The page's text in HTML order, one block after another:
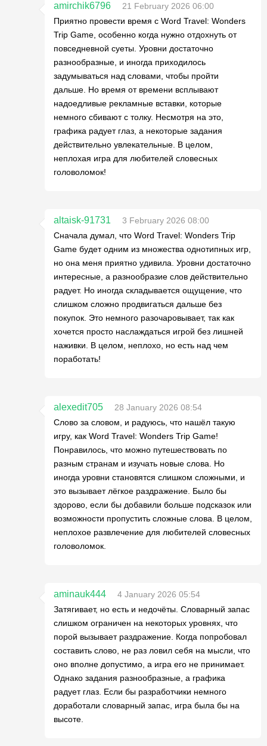
amirchik6796
21 February 2026 06:00
Приятно провести время с Word Travel: Wonders
Trip Game, особенно когда нужно отдохнуть от
повседневной суеты. Уровни достаточно
разнообразные, и иногда приходилось
задумываться над словами, чтобы пройти
дальше. Но время от времени всплывают
надоедливые рекламные вставки, которые
немного сбивают с толку. Несмотря на это,
графика радует глаз, а некоторые задания
действительно увлекательные. В целом,
неплохая игра для любителей словесных
головоломок!
altaisk-91731
3 February 2026 08:00
Сначала думал, что Word Travel: Wonders Trip
Game будет одним из множества однотипных игр,
но она меня приятно удивила. Уровни достаточно
интересные, а разнообразие слов действительно
радует. Но иногда складывается ощущение, что
слишком сложно продвигаться дальше без
покупок. Это немного разочаровывает, так как
хочется просто наслаждаться игрой без лишней
наживки. В целом, неплохо, но есть над чем
поработать!
alexedit705
28 January 2026 08:54
Слово за словом, и радуюсь, что нашёл такую
игру, как Word Travel: Wonders Trip Game!
Понравилось, что можно путешествовать по
разным странам и изучать новые слова. Но
иногда уровни становятся слишком сложными, и
это вызывает лёгкое раздражение. Было бы
здорово, если бы добавили больше подсказок или
возможности пропустить сложные слова. В целом,
неплохое развлечение для любителей словесных
головоломок.
aminauk444
4 January 2026 05:54
Затягивает, но есть и недочёты. Словарный запас
слишком ограничен на некоторых уровнях, что
порой вызывает раздражение. Когда попробовал
составить слово, не раз ловил себя на мысли, что
оно вполне допустимо, а игра его не принимает.
Однако задания разнообразные, а графика
радует глаз. Если бы разработчики немного
доработали словарный запас, игра была бы на
высоте.